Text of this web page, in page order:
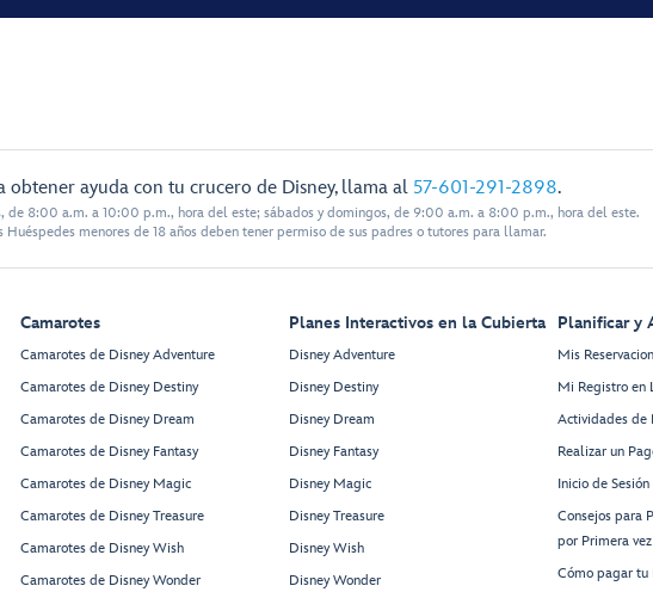
obtener ayuda con tu crucero de Disney, llama al 57-601-291-2898.
de 8:00 a.m. a 10:00 p.m., hora del este; sábados y domingos, de 9:00 a.m. a 8:00 p.m., hora del este.
Huéspedes menores de 18 años deben tener permiso de sus padres o tutores para llamar.
Camarotes
Camarotes de Disney Adventure
Camarotes de Disney Destiny
Camarotes de Disney Dream
Camarotes de Disney Fantasy
Camarotes de Disney Magic
Camarotes de Disney Treasure
Camarotes de Disney Wish
Camarotes de Disney Wonder
Planes Interactivos en la Cubierta
Disney Adventure
Disney Destiny
Disney Dream
Disney Fantasy
Disney Magic
Disney Treasure
Disney Wish
Disney Wonder
Planificar y
Mis
Mi Registro en
Actividades de
Realizar un
Inicio de
Consejos para
por Primera
Cómo pagar tu